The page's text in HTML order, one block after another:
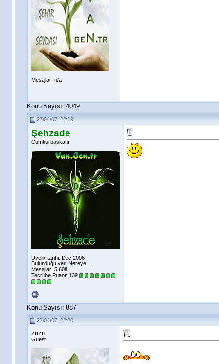
Mesajlar: n/a
Konu Sayısı: 4049
27/04/07, 22:19
Şehzade
Cumhurbaşkanı
Üyelik tarihi: Dec 2006
Bulunduğu yer: Nereye ...
Mesajlar: 5.608
Tecrübe Puanı: 139
Konu Sayısı: 887
27/04/07, 22:20
zuzu
Guest